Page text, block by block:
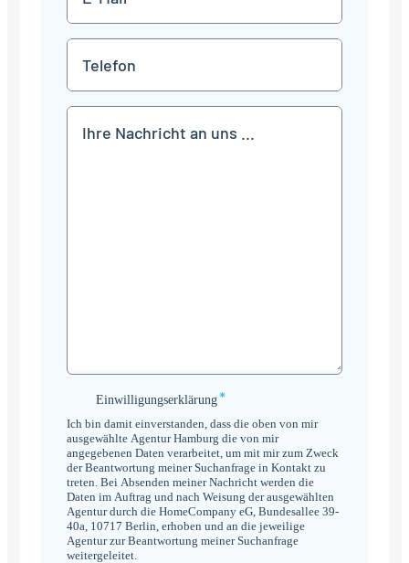
Mail
*
Einwilligungserklärung
Einwilligungserklärung*
Ich bin damit einverstanden, dass die oben von mir
ausgewählte Agentur Hamburg die von mir
angegebenen Daten verarbeitet, um mit mir zum Zweck
der Beantwortung meiner Suchanfrage in Kontakt zu
treten. Bei Absenden meiner Nachricht werden die
Daten im Auftrag und nach Weisung der ausgewählten
Agentur durch die HomeCompany eG, Bundesallee 39-
40a, 10717 Berlin, erhoben und an die jeweilige
Agentur zur Beantwortung meiner Suchanfrage
weitergeleitet.